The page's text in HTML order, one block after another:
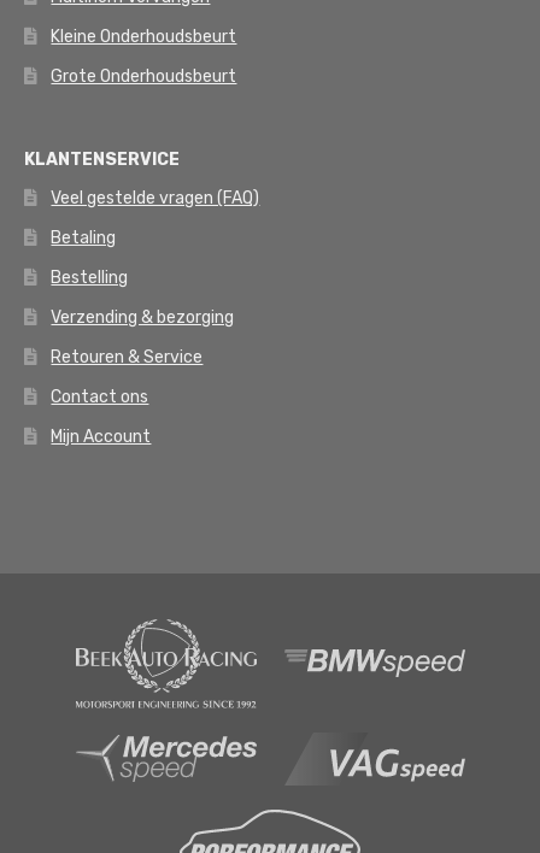
Kleine Onderhoudsbeurt
Grote Onderhoudsbeurt
KLANTENSERVICE
Veel gestelde vragen (FAQ)
Betaling
Bestelling
Verzending & bezorging
Retouren & Service
Contact ons
Mijn Account